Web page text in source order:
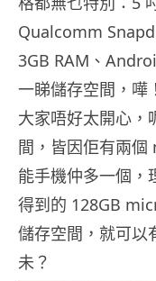
Qualcomm
3GB RAM、
一睇儲存空間，嘩
大家唔好太開心，
間，皆因佢有兩個
能手機仲多一個，
得到的 128GB
儲存空間，就可以
未？